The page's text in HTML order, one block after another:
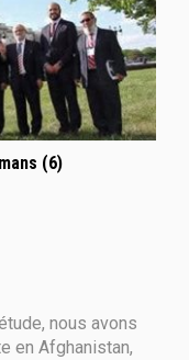
(6)
nous avons
en Afghanistan,